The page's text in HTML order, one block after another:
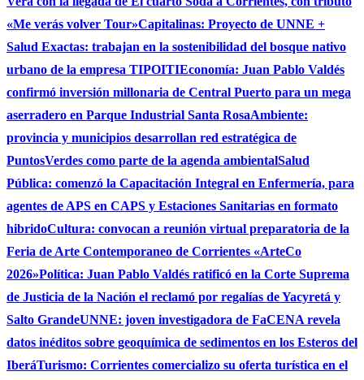
«Me verás volver Tour»Capitalinas: Proyecto de UNNE +
Salud Exactas: trabajan en la sostenibilidad del bosque nativo
urbano de la empresa TIPOITIEconomía: Juan Pablo Valdés
confirmó inversión millonaria de Central Puerto para un mega
aserradero en Parque Industrial Santa RosaAmbiente:
provincia y municipios desarrollan red estratégica de
PuntosVerdes como parte de la agenda ambientalSalud
Pública: comenzó la Capacitación Integral en Enfermería, para
agentes de APS en CAPS y Estaciones Sanitarias en formato
hibridoCultura: convocan a reunión virtual preparatoria de la
Feria de Arte Contemporaneo de Corrientes «ArteCo
2026»Política: Juan Pablo Valdés ratificó en la Corte Suprema
de Justicia de la Nación el reclamó por regalías de Yacyretá y
Salto GrandeUNNE: joven investigadora de FaCENA revela
datos inéditos sobre geoquímica de sedimentos en los Esteros del
IberáTurismo: Corrientes comercializo su oferta turística en el